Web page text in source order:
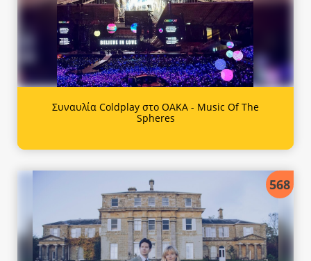
Συναυλία Coldplay στο ΟΑΚΑ - Music Of The
Spheres
568